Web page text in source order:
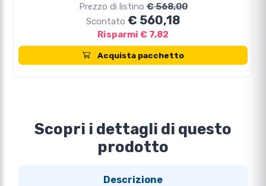
Prezzo di listino € 568,00
Scontato € 560,18
Risparmi € 7,82
Acquista pacchetto
Scopri i dettagli di questo
prodotto
Descrizione